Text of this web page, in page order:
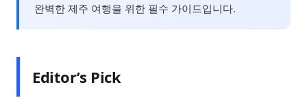
완벽한 제주 여행을 위한 필수 가이드입니다.
Editor’s Pick